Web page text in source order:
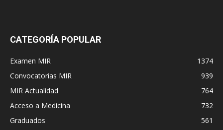
CATEGORÍA POPULAR
Examen MIR
1374
Convocatorias MIR
939
MIR Actualidad
764
Acceso a Medicina
732
Graduados
561